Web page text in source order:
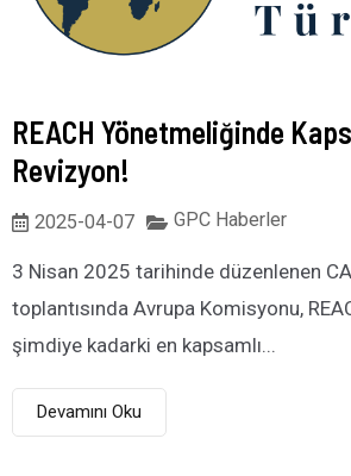
REACH Yönetmeliğinde
Revizyon!
2025-04-07 GPC Haberler
3 Nisan 2025 tarihinde düzenlenen
toplantısında Avrupa Komisyonu,
şimdiye kadarki en kapsamlı...
Devamını Oku